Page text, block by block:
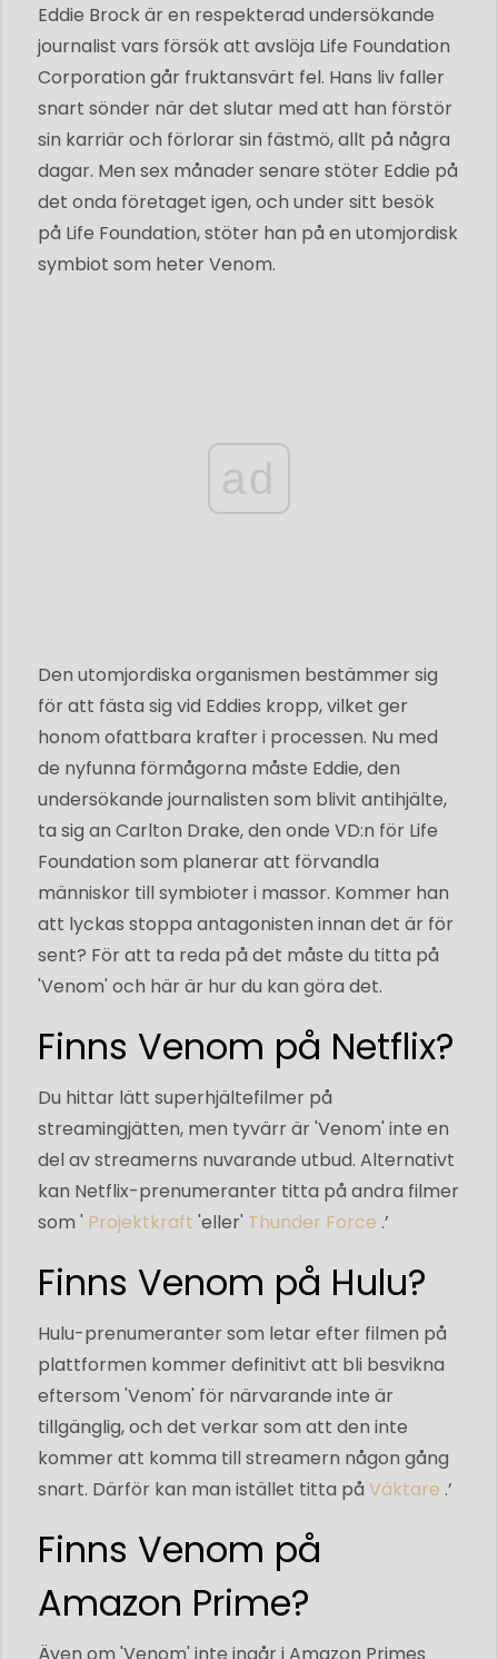
Eddie Brock är en respekterad undersökande
journalist vars försök att avslöja Life Foundation
Corporation går fruktansvärt fel. Hans liv faller
snart sönder när det slutar med att han förstör
sin karriär och förlorar sin fästmö, allt på några
dagar. Men sex månader senare stöter Eddie på
det onda företaget igen, och under sitt besök
på Life Foundation, stöter han på en utomjordisk
symbiot som heter Venom.
ad
Den utomjordiska organismen bestämmer sig
för att fästa sig vid Eddies kropp, vilket ger
honom ofattbara krafter i processen. Nu med
de nyfunna förmågorna måste Eddie, den
undersökande journalisten som blivit antihjälte,
ta sig an Carlton Drake, den onde VD:n för Life
Foundation som planerar att förvandla
människor till symbioter i massor. Kommer han
att lyckas stoppa antagonisten innan det är för
sent? För att ta reda på det måste du titta på
'Venom' och här är hur du kan göra det.
Finns Venom på Netflix?
Du hittar lätt superhjältefilmer på
streamingjätten, men tyvärr är 'Venom' inte en
del av streamerns nuvarande utbud. Alternativt
kan Netflix-prenumeranter titta på andra filmer
som ' Projektkraft 'eller' Thunder Force .’
Finns Venom på Hulu?
Hulu-prenumeranter som letar efter filmen på
plattformen kommer definitivt att bli besvikna
eftersom 'Venom' för närvarande inte är
tillgänglig, och det verkar som att den inte
kommer att komma till streamern någon gång
snart. Därför kan man istället titta på Väktare .’
Finns Venom på
Amazon Prime?
Även om 'Venom' inte ingår i Amazon Primes